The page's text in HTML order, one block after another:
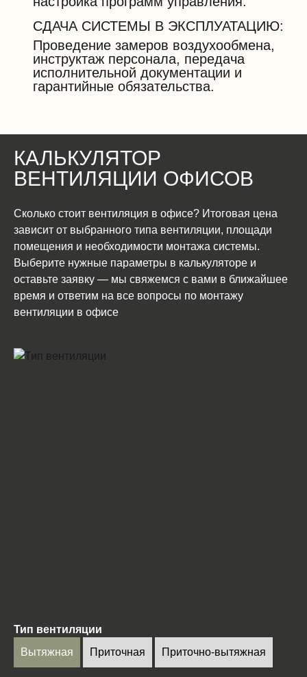
СДАЧА СИСТЕМЫ В ЭКСПЛУАТАЦИЮ:
Проведение замеров воздухообмена,
инструктаж персонала, передача
исполнительной документации и
гарантийные обязательства.
КАЛЬКУЛЯТОР
ВЕНТИЛЯЦИИ ОФИСОВ
Сколько стоит вентиляция в офисе? Итоговая цена
зависит от выбранного типа вентиляции, площади
помещения и необходимости монтажа системы.
Выберите нужные параметры в калькуляторе и
оставьте заявку — мы свяжемся с вами в ближайшее
время и ответим на все вопросы по монтажу
вентиляции в офисе
Тип вентиляции
Вытяжная
Приточная Приточно-вытяжная